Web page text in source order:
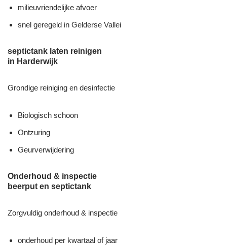
milieuvriendelijke afvoer
snel geregeld in Gelderse Vallei
septictank laten reinigen
in Harderwijk
Grondige reiniging en desinfectie
Biologisch schoon
Ontzuring
Geurverwijdering
Onderhoud & inspectie
beerput en septictank
Zorgvuldig onderhoud & inspectie
onderhoud per kwartaal of jaar